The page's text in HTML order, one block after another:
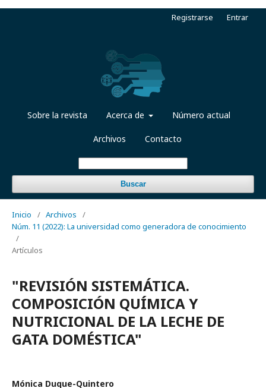
Sobre la revista Acerca de Número actual
Archivos Contacto
Buscar
Registrarse Entrar
Inicio / Archivos
/
Núm. 11 (2022): La universidad como generadora de conocimiento
/
Artículos
"REVISIÓN SISTEMÁTICA.
COMPOSICIÓN QUÍMICA Y
NUTRICIONAL DE LA LECHE DE
GATA DOMÉSTICA"
Mónica Duque-Quintero